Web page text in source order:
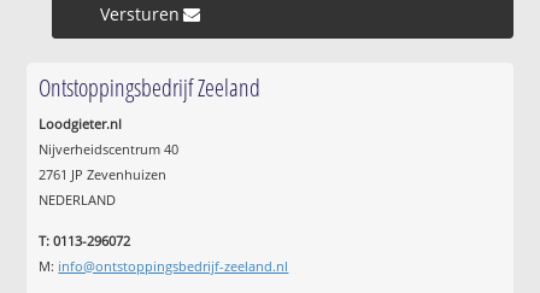
Versturen »
Ontstoppingsbedrijf Zeeland
Loodgieter.nl
Nijverheidscentrum 40
2761 JP Zevenhuizen
NEDERLAND
T: 0113-296072
M: info@ontstoppingsbedrijf-zeeland.nl